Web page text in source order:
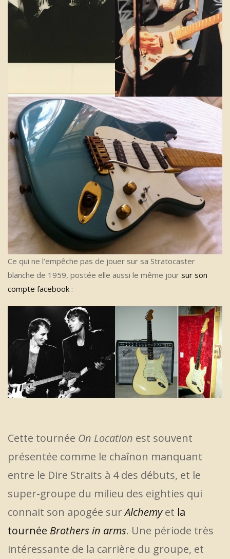
Ce qui ne l’empêche pas de jouer sur sa Stratocaster
blanche de 1959, postée elle aussi le même jour sur son
compte facebook :
Cette tournée On Location est souvent
présentée comme le chaînon manquant
entre le Dire Straits à 4 des débuts, et le
super-groupe du milieu des eighties qui
connait son apogée surAlchemy et la
tournée Brothers in arms. Une période très
intéressante de la carrière du groupe, et